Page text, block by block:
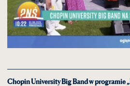
Chopin University Big Band w programie